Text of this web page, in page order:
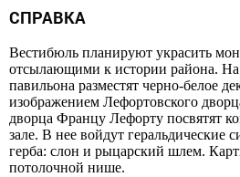
СПРАВКА
Вестибюль планируют украсить
отсылающими к истории района. На
павильона разместят черно-белое
изображением Лефортовского
дворца Францу Лефорту посвятят
зале. В нее войдут геральдические
герба: слон и рыцарский шлем.
потолочной нише.